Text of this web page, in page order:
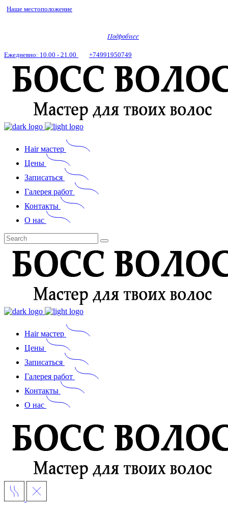
Наше местоположение
Подробнее
Ежедневно: 10.00 - 21.00 +74991950749
Hair мастер
Цены
Записаться
Галерея работ
Контакты
О нас
Hair мастер
Цены
Записаться
Галерея работ
Контакты
О нас